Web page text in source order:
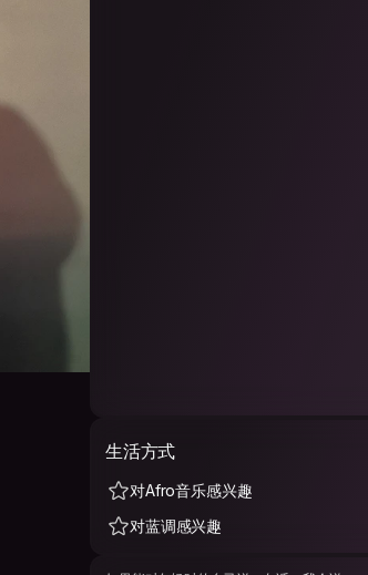
生活方式
对Afro音乐感兴趣
对蓝调感兴趣